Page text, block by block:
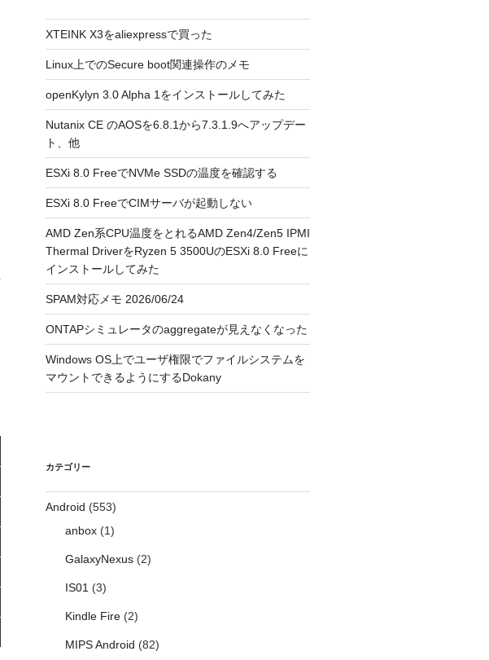
XTEINK X3をaliexpressで買った
Linux上でのSecure boot関連操作のメモ
openKylyn 3.0 Alpha 1をインストールしてみた
Nutanix CE のAOSを6.8.1から7.3.1.9へアップデー
ト、他
ESXi 8.0 FreeでNVMe SSDの温度を確認する
ESXi 8.0 FreeでCIMサーバが起動しない
AMD Zen系CPU温度をとれるAMD Zen4/Zen5 IPMI
Thermal DriverをRyzen 5 3500UのESXi 8.0 Freeに
インストールしてみた
SPAM対応メモ 2026/06/24
ONTAPシミュレータのaggregateが見えなくなった
Windows OS上でユーザ権限でファイルシステムを
マウントできるようにするDokany
カテゴリー
Android (553)
anbox(1)
GalaxyNexus(2)
IS01 (3)
Kindle Fire(2)
MIPS Android (82)